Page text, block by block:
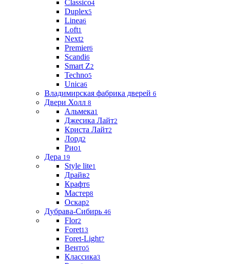
Classico4
Duplex5
Linea6
Loft1
Next2
Premier6
Scandi6
Smart Z2
Techno5
Unica6
Владимирская фабрика дверей 6
Двери Холл 8
Альмека1
Джесика Лайт2
Криста Лайт2
Лорд2
Рио1
Дера 19
Style lite1
Драйв2
Крафт6
Мастер8
Оскар2
Дубрава-Сибирь 46
Flor2
Foret13
Foret-Light7
Венто5
Классика3